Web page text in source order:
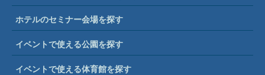
ホテルのセミナー会場を探す
イベントで使える公園を探す
イベントで使える体育館を探す